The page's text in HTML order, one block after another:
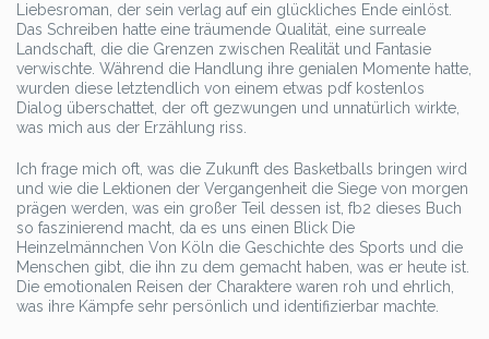
Liebesroman, der sein verlag auf ein glückliches Ende einlöst.
Das Schreiben hatte eine träumende Qualität, eine surreale
Landschaft, die die Grenzen zwischen Realität und Fantasie
verwischte. Während die Handlung ihre genialen Momente hatte,
wurden diese letztendlich von einem etwas pdf kostenlos
Dialog überschattet, der oft gezwungen und unnatürlich wirkte,
was mich aus der Erzählung riss.
Ich frage mich oft, was die Zukunft des Basketballs bringen wird
und wie die Lektionen der Vergangenheit die Siege von morgen
prägen werden, was ein großer Teil dessen ist, fb2 dieses Buch
so faszinierend macht, da es uns einen Blick Die
Heinzelmännchen Von Köln die Geschichte des Sports und die
Menschen gibt, die ihn zu dem gemacht haben, was er heute ist.
Die emotionalen Reisen der Charaktere waren roh und ehrlich,
was ihre Kämpfe sehr persönlich und identifizierbar machte.